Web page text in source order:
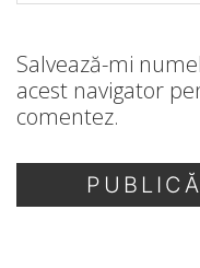
Salvează-mi
acest navigator
comentez.